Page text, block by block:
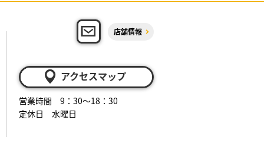
店舗情報
アクセスマップ
営業時間 9：30～18：30
定休日 水曜日